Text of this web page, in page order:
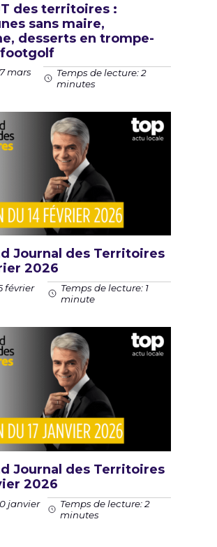
des territoires :
sans maire,
desserts en trompe-
mars
Temps de lecture: 2
minutes
Journal des Territoires
2026
février
Temps de lecture: 1
minute
Journal des Territoires
2026
janvier
Temps de lecture: 2
minutes